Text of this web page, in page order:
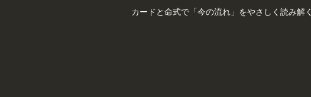
カードと命式で「今の流れ」をやさしく読み解く